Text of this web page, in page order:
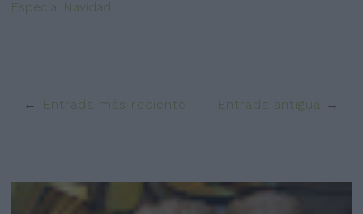
Especial Navidad
Entrada más reciente Entrada antigua